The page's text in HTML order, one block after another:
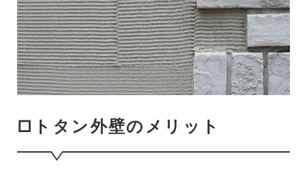
□トタン外壁のメリット